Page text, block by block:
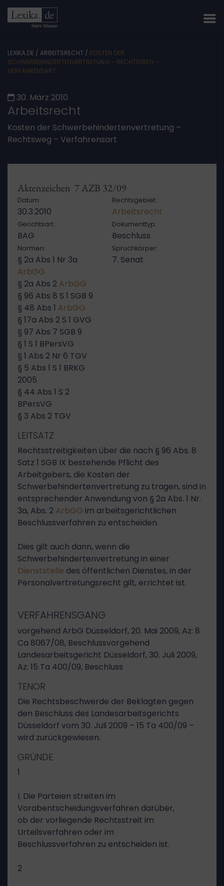
LEXIKA.DE / ARBEITSRECHT / KOSTEN DER
SCHWERBEHINDERTENVERTRETUNG – RECHTSWEG –
VERFAHRENSART
30. März 2010
Arbeitsrecht
Kosten der Schwerbehindertenvertretung –
Rechtsweg – Verfahrensart
Aktenzeichen 7 AZB 32/09
Datum:
30.3.2010
Rechtsgebiet:
Arbeitsrecht
Gerichtsart:
BAG
Dokumenttyp:
Beschluss
Normen:
§ 2a Abs 1 Nr 3a
ArbGG
§ 2a Abs 2 ArbGG
§ 96 Abs 8 S 1 SGB 9
§ 48 Abs 1 ArbGG
§ 17a Abs 2 S 1 GVG
§ 97 Abs 7 SGB 9
§ 1 S 1 BPersVG
§ 1 Abs 2 Nr 6 TGV
§ 5 Abs 1 S 1 BRKG
2005
§ 44 Abs 1 S 2
BPersVG
§ 3 Abs 2 TGV
Spruchkörper:
7. Senat
LEITSATZ
Rechtsstreitigkeiten über die nach § 96 Abs. 8
Satz 1 SGB IX bestehende Pflicht des
Arbeitgebers, die Kosten der
Schwerbehindertenvertretung zu tragen, sind in
entsprechender Anwendung von § 2a Abs. 1 Nr.
3a, Abs. 2 ArbGG im arbeitsgerichtlichen
Beschlussverfahren zu entscheiden.
Dies gilt auch dann, wenn die
Schwerbehindertenvertretung in einer
Dienststelle des öffentlichen Dienstes, in der
Personalvertretungsrecht gilt, errichtet ist.
VERFAHRENSGANG
vorgehend ArbG Düsseldorf, 20. Mai 2009, Az: 8
Ca 8067/08, Beschlussvorgehend
Landesarbeitsgericht Düsseldorf, 30. Juli 2009,
Az: 15 Ta 400/09, Beschluss
TENOR
Die Rechtsbeschwerde der Beklagten gegen
den Beschluss des Landesarbeitsgerichts
Düsseldorf vom 30. Juli 2009 – 15 Ta 400/09 –
wird zurückgewiesen.
GRÜNDE
1
I. Die Parteien streiten im
Vorabentscheidungsverfahren darüber,
ob der vorliegende Rechtsstreit im
Urteilsverfahren oder im
Beschlussverfahren zu entscheiden ist.
2